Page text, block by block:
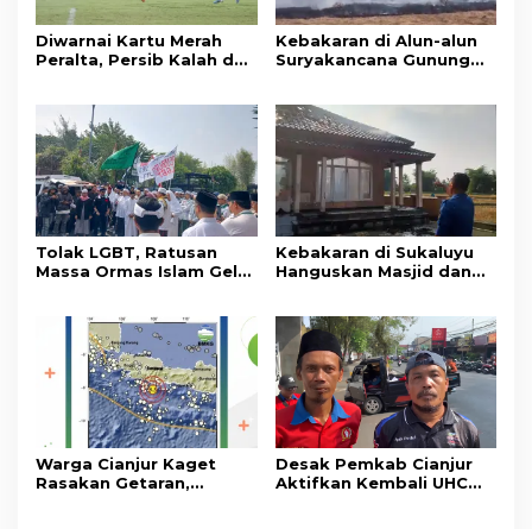
Diwarnai Kartu Merah
Peralta, Persib Kalah dari
Kebakaran di Alun-alun
Suryakancana Gunung
Masih Bersiaga
Tolak LGBT, Ratusan
Massa Ormas Islam Gelar
Kebakaran di Sukaluyu
Hanguskan Masjid dan
Warga Cianjur Kaget
Rasakan Getaran,
Desak Pemkab Cianjur
Aktifkan Kembali UHC